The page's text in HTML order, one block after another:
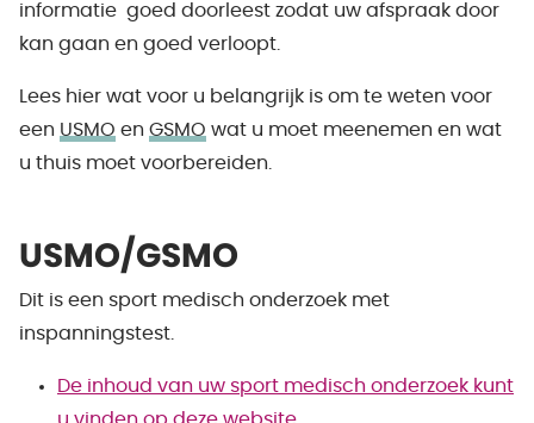
informatie goed doorleest zodat uw afspraak door
kan gaan en goed verloopt.
Lees hier wat voor u belangrijk is om te weten voor
een USMO en GSMO wat u moet meenemen en wat
u thuis moet voorbereiden.
USMO/GSMO
Dit is een sport medisch onderzoek met
inspanningstest.
De inhoud van uw sport medisch onderzoek kunt